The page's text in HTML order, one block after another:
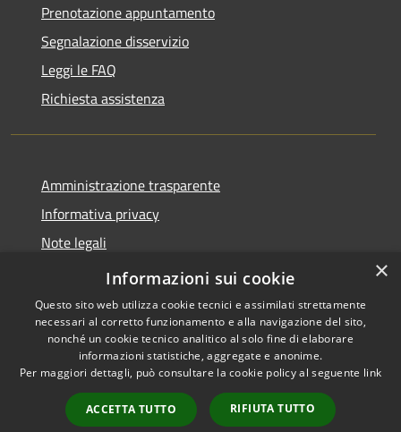
Prenotazione appuntamento
Segnalazione disservizio
Leggi le FAQ
Richiesta assistenza
Amministrazione trasparente
Informativa privacy
Note legali
Dichiarazione di accessibilità
Accessibilità
Copyright © 2026 • Comune di
Nereto • Powered by
Municipium•
Accesso
redazione
×
Informazioni sui cookie
Questo sito web utilizza cookie tecnici e assimilati strettamente
necessari al corretto funzionamento e alla navigazione del sito,
nonché un cookie tecnico analitico al solo fine di elaborare
informazioni statistiche, aggregate e anonime.
Per maggiori dettagli, può consultare la cookie policy al seguente link
ACCETTA TUTTO RIFIUTA TUTTO